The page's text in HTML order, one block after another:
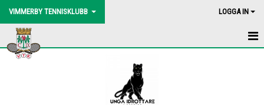
VIMMERBY TENNISKLUBB LOGGA IN
HEM